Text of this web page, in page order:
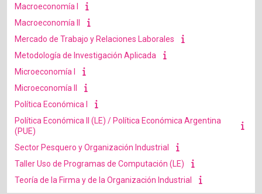
Macroeconomía I
Macroeconomía II
Mercado de Trabajo y Relaciones Laborales
Metodología de Investigación Aplicada
Microeconomía I
Microeconomía II
Política Económica I
Política Económica II (LE) / Política Económica Argentina
(PUE)
Sector Pesquero y Organización Industrial
Taller Uso de Programas de Computación (LE)
Teoría de la Firma y de la Organización Industrial